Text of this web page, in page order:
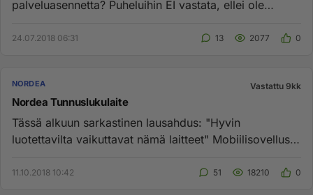
palveluasennetta? Puheluihin EI vastata, ellei ole
24.07.2018 06:31 13 2077 0
NORDEA Vastattu 9kk
Nordea Tunnuslukulaite
Tässä alkuun sarkastinen lausahdus: "Hyvin
luotettavilta vaikuttavat nämä laitteet" Mobiilisovellus
11.10.2018 10:42 51 18210 0